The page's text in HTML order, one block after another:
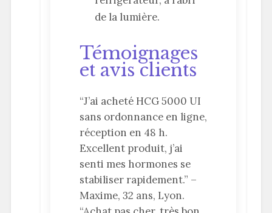
de la lumière.
Témoignages
et avis clients
“J’ai acheté HCG 5000 UI
sans ordonnance en ligne,
réception en 48 h.
Excellent produit, j’ai
senti mes hormones se
stabiliser rapidement.” –
Maxime, 32 ans, Lyon.